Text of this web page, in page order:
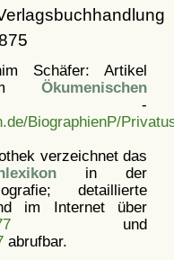
Schäfer: Artikel
Ökumenischen
BiographienP/
verzeichnet das
in der
detaillierte
im Internet über
und
abrufbar.